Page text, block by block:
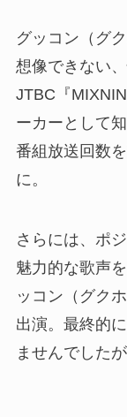
グッコン（グ
想像できない
JTBC『
ーカーとして
番組放送回数
に。
さらには、ポ
魅力的な歌声
ッコン（グク
出演。最終的
ませんでした